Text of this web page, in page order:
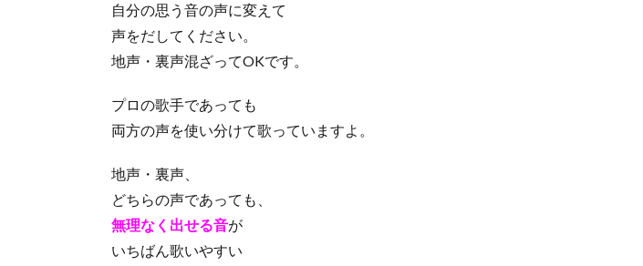
自分の思う音の声に変えて
声をだしてください。
地声・裏声混ざってOKです。
プロの歌手であっても
両方の声を使い分けて歌っていますよ。
地声・裏声、
どちらの声であっても、
無理なく出せる音が
いちばん歌いやすい